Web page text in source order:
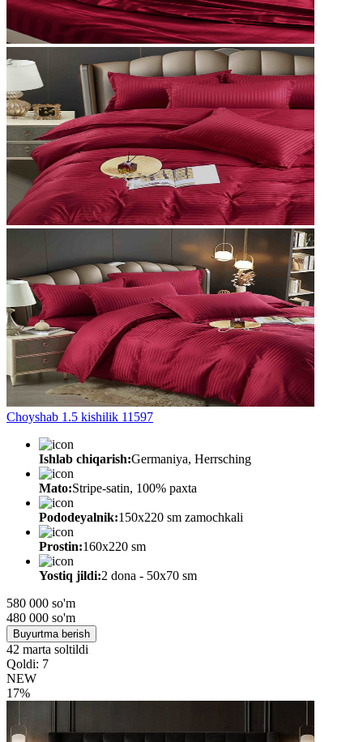
Choyshab 1.5 kishilik 11597
Ishlab chiqarish:Germaniya, Herrsching
Mato:Stripe-satin, 100% paxta
Pododeyalnik:150х220 sm zamochkali
Prostin:160х220 sm
Yostiq jildi:2 dona - 50x70 sm
580 000 so'm
480 000 so'm
Buyurtma berish
42 marta soltildi
Qoldi: 7
NEW
17%